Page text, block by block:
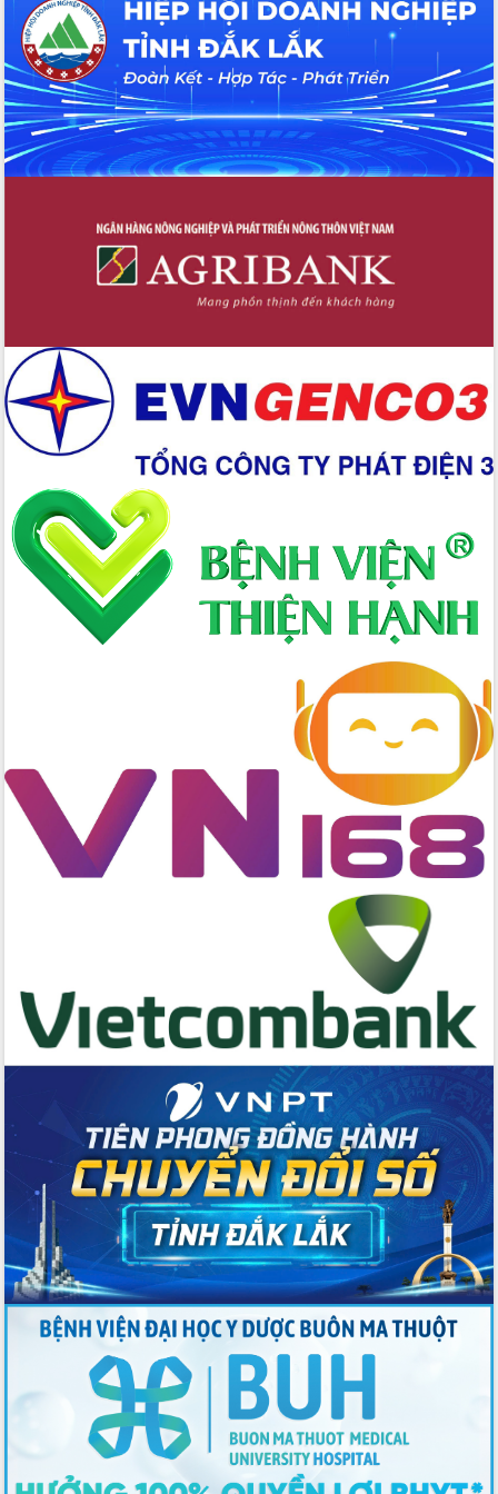
Hội nghị Báo cáo viên Trung ương
tháng 01/2026
Phó Thủ tướng Hồ Quốc Dũng đánh giá
cao kết quả Chiến dịch Quang Trung
tại Đắk Lắk
Hội nghị Ban Chấp hành Đảng bộ tỉnh
Đắk Lắk lần thứ 2 (mở rộng)
nhanh tiến độ Tuyến đường bộ ven
Gỡ khó, khởi công xây dựng, sửa chữa
toàn bộ nhà ở cho hộ dân đúng tiến độ
UBND tỉnh Đắk Lắk tổng kết công tác
quốc phòng, quân sự địa phương năm
2025
Tập trung triển khai quyết liệt, đồng bộ
các giải pháp nhằm thực hiện hiệu quả
các nhiệm vụ đề ra năm 2025
Phát huy vai trò của người có uy tín
trong phòng chống tảo hôn và hôn
nhân cận huyết thống
Nông sản Tây Nguyên thu hút doanh
nghiệp nước ngoài
Đắk Lắk định vị thương hiệu du lịch
“Biển – Rừng – Cà phê” trong không
triển trong lĩnh vực văn hóa, du lịch
Công bố quyết định của Ban Thường
vụ Tỉnh ủy về công tác cán bộ.
Thủ tướng Phạm Minh Chính: Khẩn
trương tái thiết cuộc sống người dân
Đẩy nhanh công tác khắc phục, ổn
định đời sống Nhân dân sau bão số 13
Bí thư Tỉnh ủy Lương Nguyễn Minh
Khởi công xây dựng Trường Phổ thông
nội trú liên cấp tiểu học và THCS xã Ia
Phó Thủ tướng Chính phủ Mai Văn
Chính chia sẻ, động viên người dân
chịu ảnh hưởng nặng từ bão số 13
Chủ tịch UBND tỉnh kiểm tra công tác
phòng, chống bão số 13 tại các địa
bàn xung yếu
Tập trung đẩy nhanh giải ngân nguồn
vốn các chương trình mục tiêu quốc
Xã Ea H'leo giữ vững và nâng cao chất
lượng các tiêu chí nông thôn mới
Công bố quyết định của Ban Thường
vụ Tỉnh ủy về công tác cán bộ